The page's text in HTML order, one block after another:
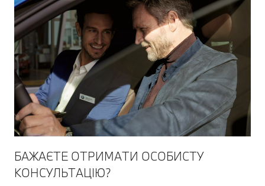
БАЖАЄТЕ ОТРИМАТИ ОСОБИСТУ
КОНСУЛЬТАЦІЮ?